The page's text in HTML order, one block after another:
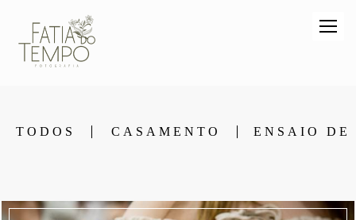
TODOS CASAMENTO ENSAIO DE